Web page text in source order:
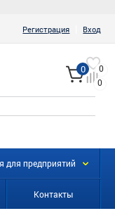
Регистрация Вход
0
0
0
для предприятий
Контакты